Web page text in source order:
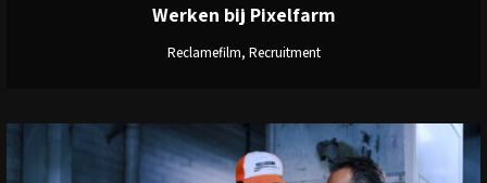
Werken bij Pixelfarm
Reclamefilm, Recruitment